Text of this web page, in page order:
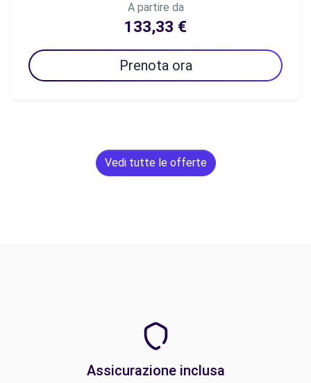
A partire da
133,33 €
Prenota ora
Vedi tutte le offerte
Assicurazione inclusa